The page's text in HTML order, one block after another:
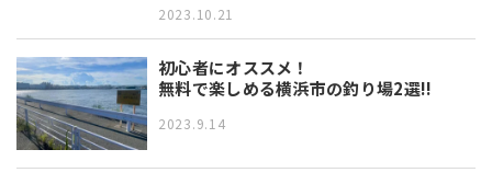
2023.10.21
初心者にオススメ！
無料で楽しめる横浜市の釣り場2選!!
2023.9.14